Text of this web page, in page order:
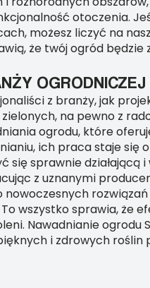
otoczenia.
możesz liczyć na
że twój ogród będzie
OGRODNICZEJ
z branży, jak
na pewno z
ogrodu, które oferuje
ich praca staje się
się sprawnie działającą
z uznanymi
wszystko sprawia, że
Nawadnianie ogrodu
i zdrowych roślin